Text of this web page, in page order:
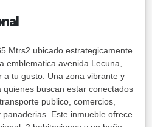
Mtrs2 ubicado estrategicamente
emblematica avenida Lecuna,
a tu gusto. Una zona vibrante y
buscan estar conectados
publico, comercios,
Este inmueble ofrece